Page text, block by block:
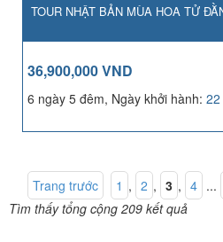
TOUR NHẬT BẢN MÙA HOA TỬ
36,900,000 VND
6 ngày 5 đêm, Ngày khởi hành:
Trang trước 1 , 2 , 3 , 4 ...
Tìm thấy tổng cộng 209 kết quả